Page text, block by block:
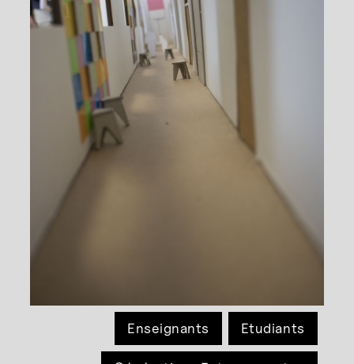
Enseignants Etudiants